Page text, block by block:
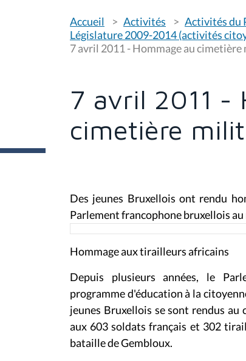
o
u
s
ê
:
Accueil Activités Activités du
Législature 2009-2014 (activités
7 avril 2011 - Hommage au
7 avril 2011 -
cimetière
Des jeunes Bruxellois ont rendu
Parlement francophone bruxellois
Hommage aux tirailleurs africains
Depuis plusieurs années, le
programme d'éducation à la
jeunes Bruxellois se sont rendus
aux 603 soldats français et 302
bataille de Gembloux.